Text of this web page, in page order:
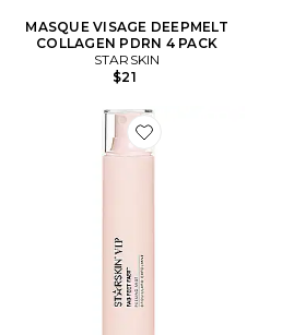
MASQUE VISAGE DEEPMELT
COLLAGEN PDRN 4 PACK
STARSKIN
$21
Favorite BRUME FAB